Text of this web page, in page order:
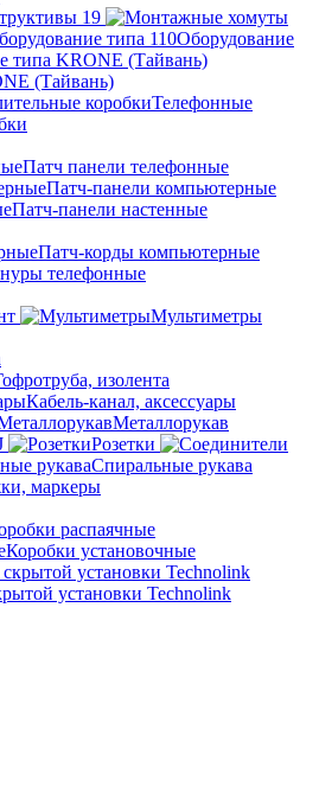
19
Оборудование
(Тайвань)
Телефонные
Патч панели телефонные
Патч-панели компьютерные
Патч-панели настенные
Патч-корды компьютерные
телефонные
Мультиметры
изолента
Кабель-канал, аксессуары
Металлорукав
Розетки
Спиральные рукава
маркеры
распаячные
Коробки установочные
установки Technolink